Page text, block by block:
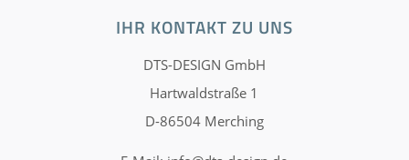
IHR KONTAKT ZU UNS
DTS-DESIGN GmbH
Hartwaldstraße 1
D-86504 Merching